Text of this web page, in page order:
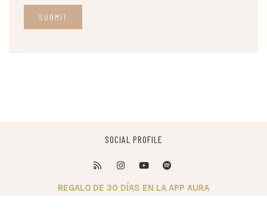
SOCIAL PROFILE
REGALO DE 30 DÍAS EN LA APP AURA